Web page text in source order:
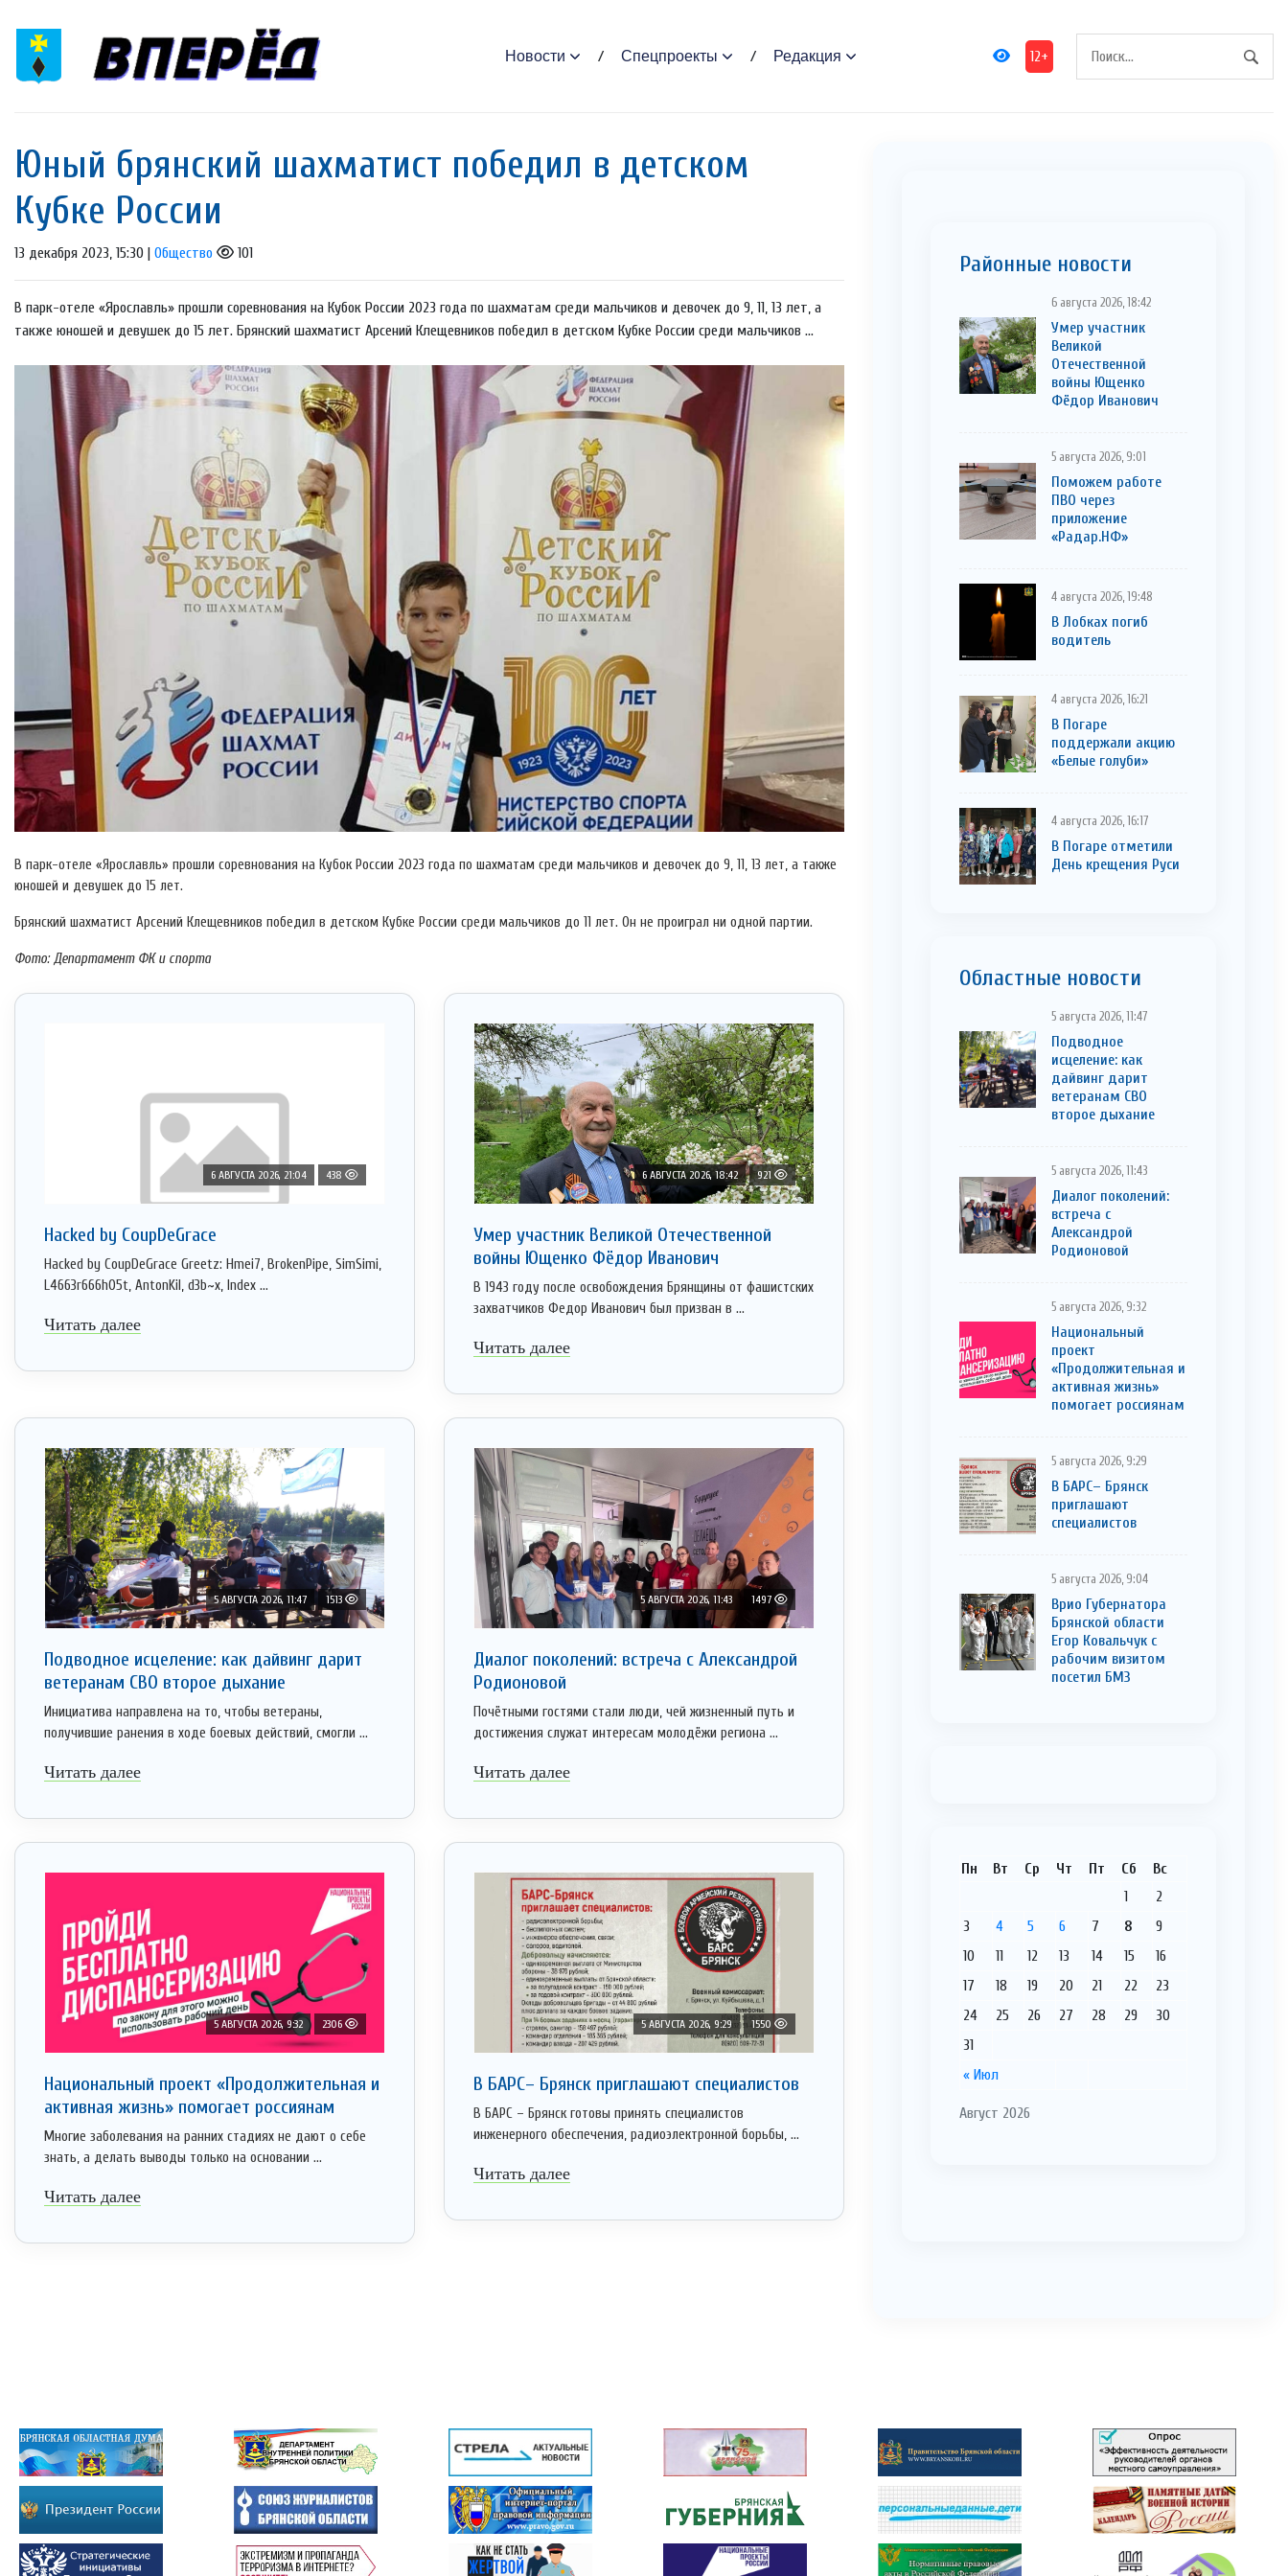
Новости Спецпроекты Редакция 12+
Юный брянский шахматист победил в детском
Кубке России
13 декабря 2023, 15:30 | Общество 101
В парк-отеле «Ярославль» прошли соревнования на Кубок России 2023 года по шахматам среди мальчиков и девочек до 9, 11, 13 лет, а
также юношей и девушек до 15 лет. Брянский шахматист Арсений Клещевников победил в детском Кубке России среди мальчиков ...
В парк-отеле «Ярославль» прошли соревнования на Кубок России 2023 года по шахматам среди мальчиков и девочек до 9, 11, 13 лет, а также
юношей и девушек до 15 лет.
Брянский шахматист Арсений Клещевников победил в детском Кубке России среди мальчиков до 11 лет. Он не проиграл ни одной партии.
Фото: Департамент ФК и спорта
6 АВГУСТА 2026, 21:04 438
Hacked by CoupDeGrace
Hacked by CoupDeGrace Greetz: Hmei7, BrokenPipe, SimSimi,
L4663r666h05t, AntonKil, d3b~x, Index ...
Читать далее
6 АВГУСТА 2026, 18:42 921
Умер участник Великой Отечественной
войны Ющенко Фёдор Иванович
В 1943 году после освобождения Брянщины от фашистских
захватчиков Федор Иванович был призван в ...
Читать далее
5 АВГУСТА 2026, 11:47 1513
Подводное исцеление: как дайвинг дарит
ветеранам СВО второе дыхание
Инициатива направлена на то, чтобы ветераны,
получившие ранения в ходе боевых действий, смогли ...
Читать далее
5 АВГУСТА 2026, 11:43 1497
Диалог поколений: встреча с Александрой
Родионовой
Почётными гостями стали люди, чей жизненный путь и
достижения служат интересам молодёжи региона ...
Читать далее
5 АВГУСТА 2026, 9:32 2306
Национальный проект «Продолжительная и
активная жизнь» помогает россиянам
Многие заболевания на ранних стадиях не дают о себе
знать, а делать выводы только на основании ...
Читать далее
5 АВГУСТА 2026, 9:29 1550
В БАРС– Брянcк приглaшают cпециaлистoв
В БАРС – Брянск готовы принять специалистов
инженерного обеспечения, радиоэлектронной борьбы, ...
Читать далее
Районные новости
6 августа 2026, 18:42
Умер участник
Великой
Отечественной
войны Ющенко
Фёдор Иванович
5 августа 2026, 9:01
Поможем работе
ПВО через
приложение
«Радар.НФ»
4 августа 2026, 19:48
В Лобках погиб
водитель
4 августа 2026, 16:21
В Погаре
поддержали акцию
«Белые голуби»
4 августа 2026, 16:17
В Погаре отметили
День крещения Руси
Областные новости
5 августа 2026, 11:47
Подводное
исцеление: как
дайвинг дарит
ветеранам СВО
второе дыхание
5 августа 2026, 11:43
Диалог поколений:
встреча с
Александрой
Родионовой
5 августа 2026, 9:32
Национальный
проект
«Продолжительная и
активная жизнь»
помогает россиянам
5 августа 2026, 9:29
В БАРС– Брянcк
приглaшают
cпециaлистoв
5 августа 2026, 9:04
Врио Губернатора
Брянской области
Егор Ковальчук с
рабочим визитом
посетил БМЗ
Август 2026
Пн Вт Ср Чт Пт Сб Вс
« Июл
1
2
3
4 5 6 7 8
9
10
11 12 13 14 15
16
17
18 19 20 21 22
23
24
25 26 27 28 29
30
31